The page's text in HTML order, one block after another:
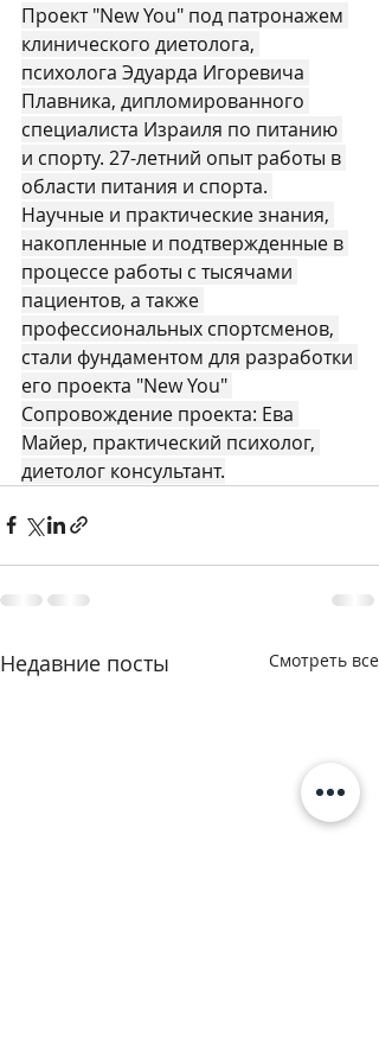
Проект "Nеw You" под патронажем
клинического диетолога,
психолога Эдуарда Игоревича
Плавника, дипломированного
специалиста Израиля по питанию
и спорту. 27-летний опыт работы в
области питания и спорта.
Научные и практические знания,
накопленные и подтвержденные в
процессе работы с тысячами
пациентов, а также
профессиональных спортсменов,
стали фундаментом для разработки
его проекта "Nеw You"
Сопровождение проекта: Ева
Майер, практический психолог,
диетолог консультант.
Недавние посты Смотреть все